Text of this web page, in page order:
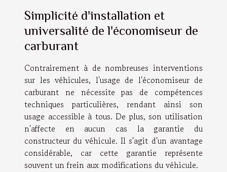
Simplicité d'installation et
universalité de l'économiseur de
carburant
Contrairement à de nombreuses interventions
sur les véhicules, l'usage de l'économiseur de
carburant ne nécessite pas de compétences
techniques particulières, rendant ainsi son
usage accessible à tous. De plus, son utilisation
n'affecte en aucun cas la garantie du
constructeur du véhicule. Il s'agit d'un avantage
considérable, car cette garantie représente
souvent un frein aux modifications du véhicule.